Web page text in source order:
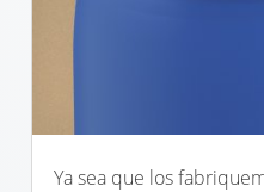
Ya sea que los